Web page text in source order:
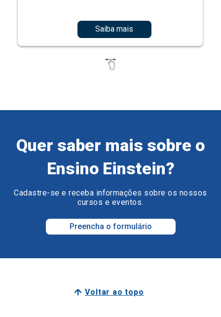
Saiba mais
Quer saber mais sobre o
Ensino Einstein?
Cadastre-se e receba informações sobre os nossos
cursos e eventos.
Preencha o formulário
Voltar ao topo